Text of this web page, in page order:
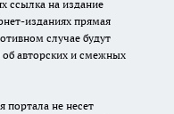
ссылка на издание
изданиях прямая
случае будут
авторских и смежных
портала не несет